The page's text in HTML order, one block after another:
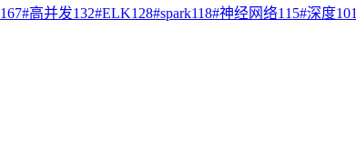
167#高并发132#ELK128#spark118#神经网络115#深度101